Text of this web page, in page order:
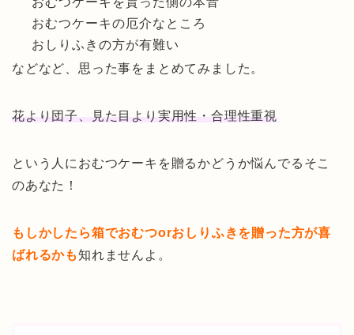
おむつケーキの厄介なところ
おしりふきの方が有難い
などなど、思った事をまとめてみました。
花より団子、見た目より実用性・合理性重視
という人におむつケーキを贈るかどうか悩んでるそこ
のあなた！
もしかしたら箱でおむつorおしりふきを贈った方が喜
ばれるかも知れませんよ。